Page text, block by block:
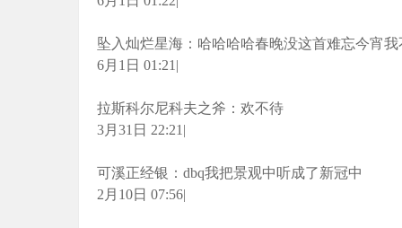
坠入灿烂星海：哈哈哈哈春晚没这首难忘今宵我
6月1日 01:21|
拉斯科尔尼科夫之斧：欢不待
3月31日 22:21|
可溪正经银：dbq我把景观中听成了新冠中
2月10日 07:56|